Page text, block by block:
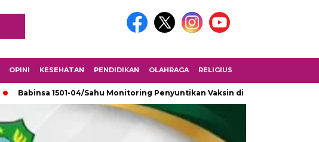
OPINI KESEHATAN PENDIDIKAN OLAHRAGA RELIGIUS
Babinsa 1501-04/Sahu Monitoring Penyuntikan Vaksin di SMK Fomarimoi